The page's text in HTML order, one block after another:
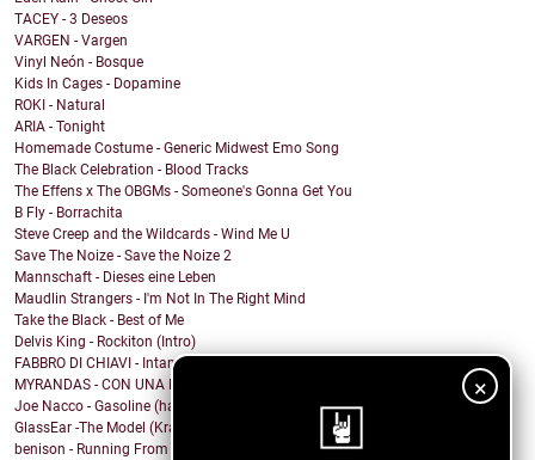
×
TACEY - 3 Deseos
VARGEN - Vargen
Vinyl Neón - Bosque
Kids In Cages - Dopamine
ROKI - Natural
ARIA - Tonight
Homemade Costume - Generic Midwest Emo Song
The Black Celebration - Blood Tracks
The Effens x The OBGMs - Someone's Gonna Get You
B Fly - Borrachita
Steve Creep and the Wildcards - Wind Me U
Save The Noize - Save the Noize 2
Mannschaft - Dieses eine Leben
Maudlin Strangers - I'm Not In The Right Mind
Take the Black - Best of Me
Delvis King - Rockiton (Intro)
FABBRO DI CHIAVI - Intangible part I
MYRANDAS - CON UNA FLOR
Joe Nacco - Gasoline (halsey Cover)
GlassEar -The Model (Kraftwerk Cover)
benison - Running From It